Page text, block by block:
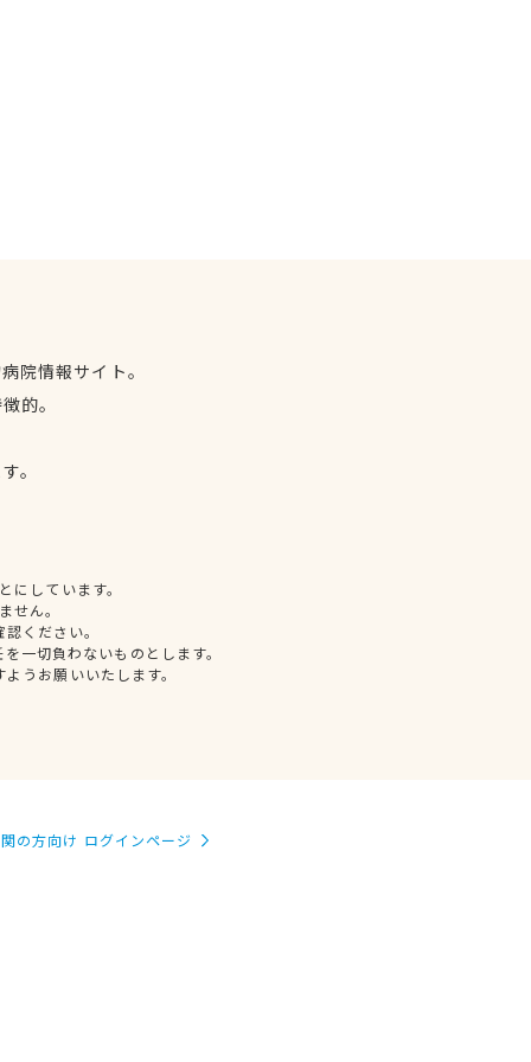
院情報サイト。
的。
。
しています。
せん。
ください。
一切負わないものとします。
うお願いいたします。
の方向け ログインページ